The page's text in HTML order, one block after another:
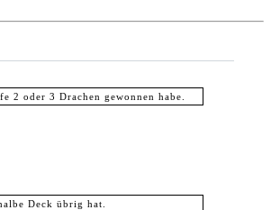
2 oder 3 Drachen gewonnen habe.
Deck übrig hat.